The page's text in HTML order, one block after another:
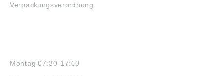
Verpackungsverordnung
Montag 07:30-17:00